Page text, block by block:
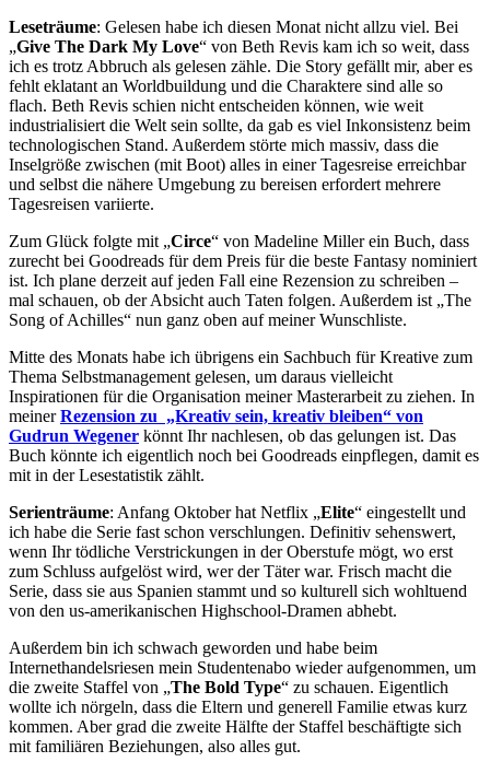
Leseträume: Gelesen habe ich diesen Monat nicht allzu viel. Bei
„Give The Dark My Love“ von Beth Revis kam ich so weit, dass
ich es trotz Abbruch als gelesen zähle. Die Story gefällt mir, aber es
fehlt eklatant an Worldbuildung und die Charaktere sind alle so
flach. Beth Revis schien nicht entscheiden können, wie weit
industrialisiert die Welt sein sollte, da gab es viel Inkonsistenz beim
technologischen Stand. Außerdem störte mich massiv, dass die
Inselgröße zwischen (mit Boot) alles in einer Tagesreise erreichbar
und selbst die nähere Umgebung zu bereisen erfordert mehrere
Tagesreisen variierte.
Zum Glück folgte mit „Circe“ von Madeline Miller ein Buch, dass
zurecht bei Goodreads für dem Preis für die beste Fantasy nominiert
ist. Ich plane derzeit auf jeden Fall eine Rezension zu schreiben –
mal schauen, ob der Absicht auch Taten folgen. Außerdem ist „The
Song of Achilles“ nun ganz oben auf meiner Wunschliste.
Mitte des Monats habe ich übrigens ein Sachbuch für Kreative zum
Thema Selbstmanagement gelesen, um daraus vielleicht
Inspirationen für die Organisation meiner Masterarbeit zu ziehen. In
meinerRezension zu „Kreativ sein, kreativ bleiben“ von
Gudrun Wegener könnt Ihr nachlesen, ob das gelungen ist. Das
Buch könnte ich eigentlich noch bei Goodreads einpflegen, damit es
mit in der Lesestatistik zählt.
Serienträume: Anfang Oktober hat Netflix „Elite“ eingestellt und
ich habe die Serie fast schon verschlungen. Definitiv sehenswert,
wenn Ihr tödliche Verstrickungen in der Oberstufe mögt, wo erst
zum Schluss aufgelöst wird, wer der Täter war. Frisch macht die
Serie, dass sie aus Spanien stammt und so kulturell sich wohltuend
von den us-amerikanischen Highschool-Dramen abhebt.
Außerdem bin ich schwach geworden und habe beim
Internethandelsriesen mein Studentenabo wieder aufgenommen, um
die zweite Staffel von „The Bold Type“ zu schauen. Eigentlich
wollte ich nörgeln, dass die Eltern und generell Familie etwas kurz
kommen. Aber grad die zweite Hälfte der Staffel beschäftigte sich
mit familiären Beziehungen, also alles gut.